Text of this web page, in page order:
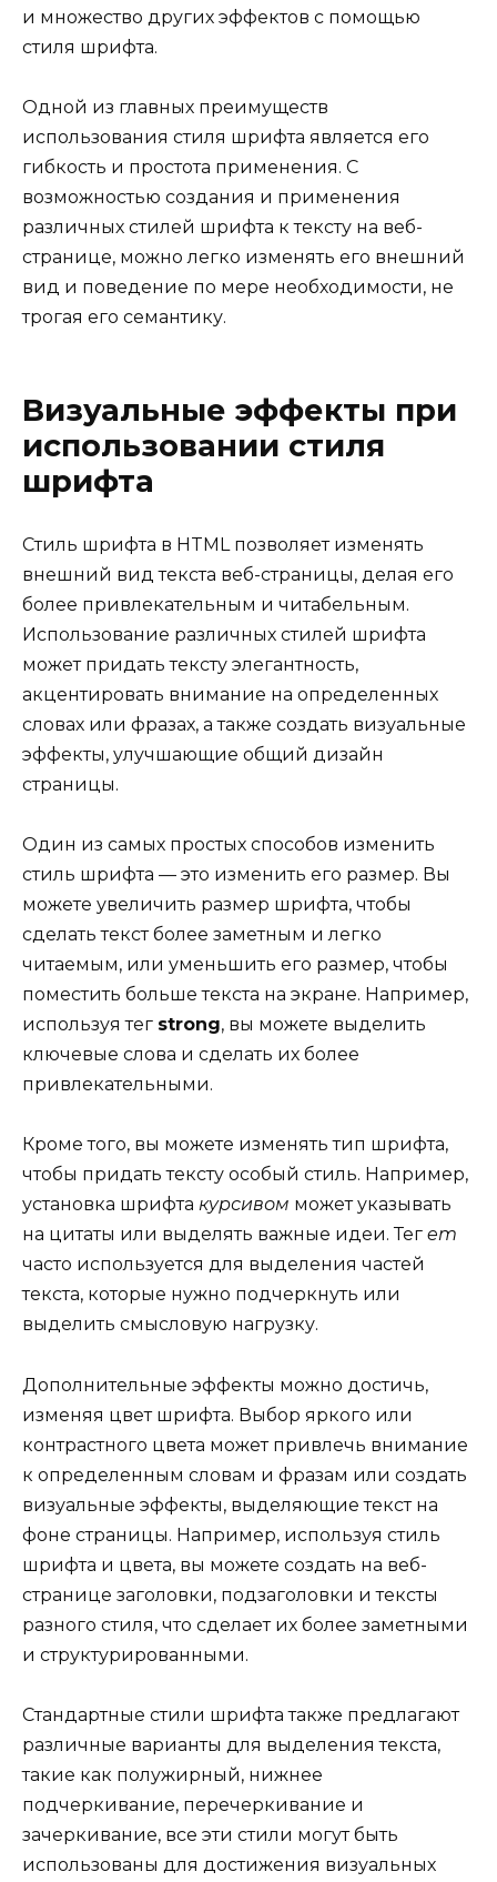
и множество других эффектов с помощью
стиля шрифта.
Одной из главных преимуществ
использования стиля шрифта является его
гибкость и простота применения. С
возможностью создания и применения
различных стилей шрифта к тексту на веб-
странице, можно легко изменять его внешний
вид и поведение по мере необходимости, не
трогая его семантику.
Визуальные эффекты при
использовании стиля
шрифта
Стиль шрифта в HTML позволяет изменять
внешний вид текста веб-страницы, делая его
более привлекательным и читабельным.
Использование различных стилей шрифта
может придать тексту элегантность,
акцентировать внимание на определенных
словах или фразах, а также создать визуальные
эффекты, улучшающие общий дизайн
страницы.
Один из самых простых способов изменить
стиль шрифта — это изменить его размер. Вы
можете увеличить размер шрифта, чтобы
сделать текст более заметным и легко
читаемым, или уменьшить его размер, чтобы
поместить больше текста на экране. Например,
используя тег strong, вы можете выделить
ключевые слова и сделать их более
привлекательными.
Кроме того, вы можете изменять тип шрифта,
чтобы придать тексту особый стиль. Например,
установка шрифта курсивом может указывать
на цитаты или выделять важные идеи. Тег em
часто используется для выделения частей
текста, которые нужно подчеркнуть или
выделить смысловую нагрузку.
Дополнительные эффекты можно достичь,
изменяя цвет шрифта. Выбор яркого или
контрастного цвета может привлечь внимание
к определенным словам и фразам или создать
визуальные эффекты, выделяющие текст на
фоне страницы. Например, используя стиль
шрифта и цвета, вы можете создать на веб-
странице заголовки, подзаголовки и тексты
разного стиля, что сделает их более заметными
и структурированными.
Стандартные стили шрифта также предлагают
различные варианты для выделения текста,
такие как полужирный, нижнее
подчеркивание, перечеркивание и
зачеркивание, все эти стили могут быть
использованы для достижения визуальных